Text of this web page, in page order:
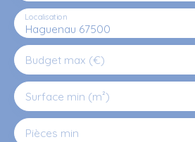
Haguenau 67500
Localisation
Budget max (€)
Surface min (m²)
Pièces min